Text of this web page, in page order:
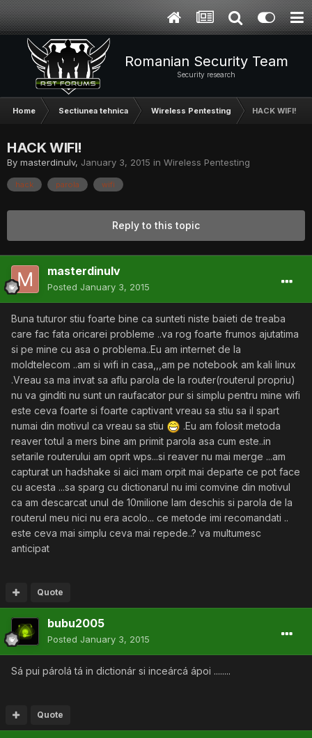
Romanian Security Team
Security research
Home Sectiunea tehnica Wireless Pentesting HACK WIFI!
HACK WIFI!
By masterdinulv, January 3, 2015 in Wireless Pentesting
hack parola wifi
Reply to this topic
masterdinulv
Posted January 3, 2015
Buna tuturor stiu foarte bine ca sunteti niste baieti de treaba
care fac fata oricarei probleme ..va rog foarte frumos ajutatima
si pe mine cu asa o problema..Eu am internet de la
moldtelecom ..am si wifi in casa,,,am pe notebook am kali linux
.Vreau sa ma invat sa aflu parola de la router(routerul propriu)
nu va ginditi nu sunt un raufacator pur si simplu pentru mine wifi
este ceva foarte si foarte captivant vreau sa stiu sa il spart
numai din motivul ca vreau sa stiu
.Eu am folosit metoda
reaver totul a mers bine am primit parola asa cum este..in
setarile routerului am oprit wps...si reaver nu mai merge ...am
capturat un hadshake si aici mam orpit mai departe ce pot face
cu acesta ...sa sparg cu dictionarul nu imi comvine din motivul
ca am descarcat unul de 10milione lam deschis si parola de la
routerul meu nici nu era acolo... ce metode imi recomandati ..
este ceva mai simplu ceva mai repede..? va multumesc
anticipat
Quote
bubu2005
Posted January 3, 2015
Sá pui párolá tá in dictionár si inceárcá ápoi ........
Quote